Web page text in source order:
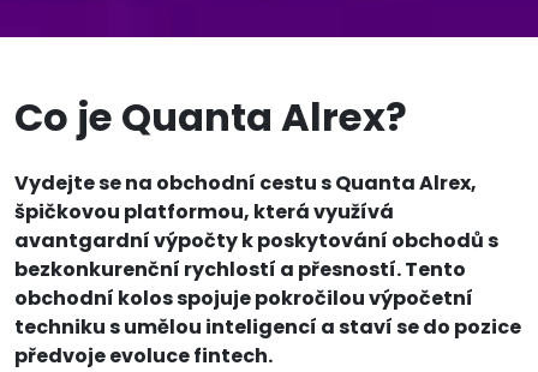
Co je Quanta Alrex?
Vydejte se na obchodní cestu s Quanta Alrex,
špičkovou platformou, která využívá
avantgardní výpočty k poskytování obchodů s
bezkonkurenční rychlostí a přesností. Tento
obchodní kolos spojuje pokročilou výpočetní
techniku s umělou inteligencí a staví se do pozice
předvoje evoluce fintech.